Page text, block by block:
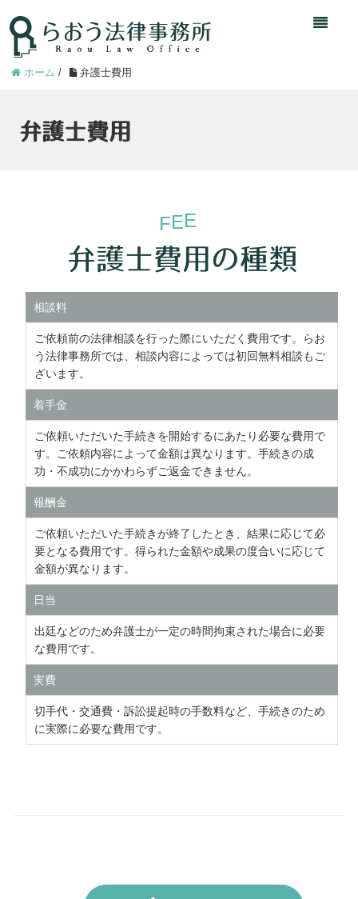
ホーム / 弁護士費用
弁護士費用
FEE
弁護士費用の種類
相談料
ご依頼前の法律相談を行った際にいただく費用です。らお
う法律事務所では、相談内容によっては初回無料相談もご
ざいます。
着手金
ご依頼いただいた手続きを開始するにあたり必要な費用で
す。ご依頼内容によって金額は異なります。手続きの成
功・不成功にかかわらずご返金できません。
報酬金
ご依頼いただいた手続きが終了したとき、結果に応じて必
要となる費用です。得られた金額や成果の度合いに応じて
金額が異なります。
日当
出廷などのため弁護士が一定の時間拘束された場合に必要
な費用です。
実費
切手代・交通費・訴訟提起時の手数料など、手続きのため
に実際に必要な費用です。